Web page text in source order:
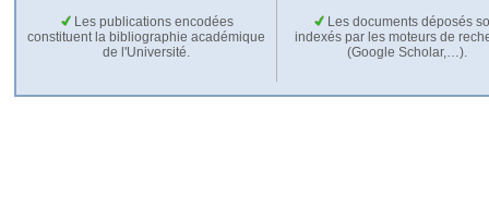
Les publications encodées
constituent la bibliographie académique
de l'Université.
Les documents déposés
indexés par les moteurs de
(Google Scholar,…).